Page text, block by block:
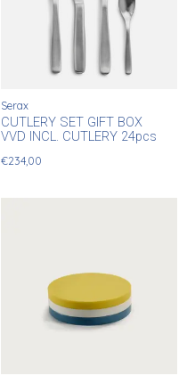
Serax
CUTLERY SET GIFT BOX
VVD INCL. CUTLERY 24pcs
€234,00